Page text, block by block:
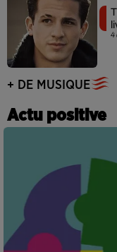
4
+ DE MUSIQUE
Actu positive